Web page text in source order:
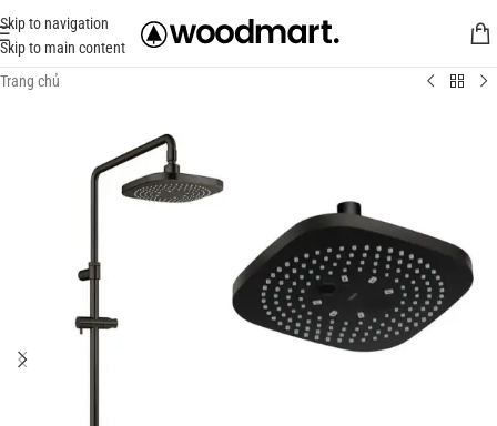
Skip to navigation
Skip to main content
Trang chủ